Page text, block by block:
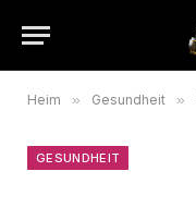
Heim » Gesundheit »
GESUNDHEIT